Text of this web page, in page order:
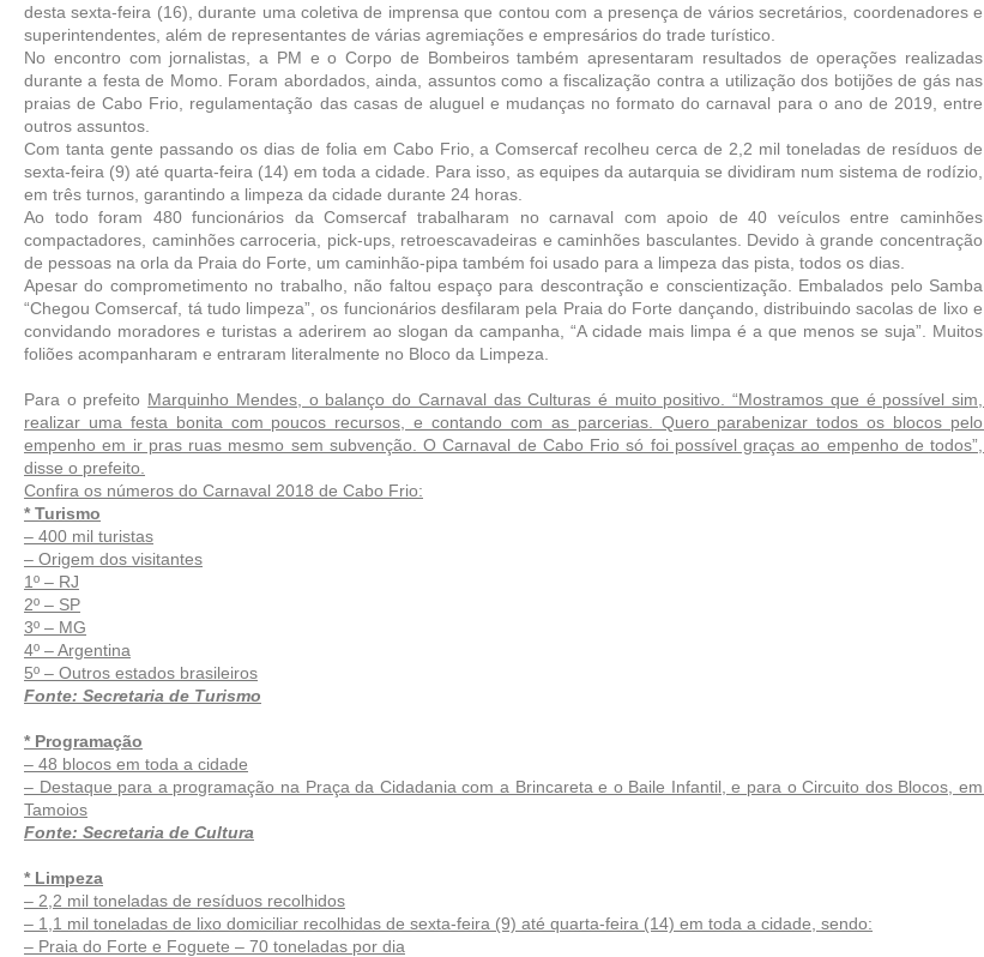
desta sexta-feira (16), durante uma coletiva de imprensa que contou com a presença de vários secretários, coordenadores e
superintendentes, além de representantes de várias agremiações e empresários do trade turístico.
No encontro com jornalistas, a PM e o Corpo de Bombeiros também apresentaram resultados de operações realizadas
durante a festa de Momo. Foram abordados, ainda, assuntos como a fiscalização contra a utilização dos botijões de gás nas
praias de Cabo Frio, regulamentação das casas de aluguel e mudanças no formato do carnaval para o ano de 2019, entre
outros assuntos.
Com tanta gente passando os dias de folia em Cabo Frio, a Comsercaf recolheu cerca de 2,2 mil toneladas de resíduos de
sexta-feira (9) até quarta-feira (14) em toda a cidade. Para isso, as equipes da autarquia se dividiram num sistema de rodízio,
em três turnos, garantindo a limpeza da cidade durante 24 horas.
Ao todo foram 480 funcionários da Comsercaf trabalharam no carnaval com apoio de 40 veículos entre caminhões
compactadores, caminhões carroceria, pick-ups, retroescavadeiras e caminhões basculantes. Devido à grande concentração
de pessoas na orla da Praia do Forte, um caminhão-pipa também foi usado para a limpeza das pista, todos os dias.
Apesar do comprometimento no trabalho, não faltou espaço para descontração e conscientização. Embalados pelo Samba
“Chegou Comsercaf, tá tudo limpeza”, os funcionários desfilaram pela Praia do Forte dançando, distribuindo sacolas de lixo e
convidando moradores e turistas a aderirem ao slogan da campanha, “A cidade mais limpa é a que menos se suja”. Muitos
foliões acompanharam e entraram literalmente no Bloco da Limpeza.
Para o prefeito Marquinho Mendes, o balanço do Carnaval das Culturas é muito positivo. “Mostramos que é possível sim,
realizar uma festa bonita com poucos recursos, e contando com as parcerias. Quero parabenizar todos os blocos pelo
empenho em ir pras ruas mesmo sem subvenção. O Carnaval de Cabo Frio só foi possível graças ao empenho de todos”,
disse o prefeito.
Confira os números do Carnaval 2018 de Cabo Frio:
* Turismo
– 400 mil turistas
– Origem dos visitantes
1º – RJ
2º – SP
3º – MG
4º – Argentina
5º – Outros estados brasileiros
Fonte: Secretaria de Turismo
* Programação
– 48 blocos em toda a cidade
– Destaque para a programação na Praça da Cidadania com a Brincareta e o Baile Infantil, e para o Circuito dos Blocos, em
Tamoios
Fonte: Secretaria de Cultura
* Limpeza
– 2,2 mil toneladas de resíduos recolhidos
– 1,1 mil toneladas de lixo domiciliar recolhidas de sexta-feira (9) até quarta-feira (14) em toda a cidade, sendo:
– Praia do Forte e Foguete – 70 toneladas por dia